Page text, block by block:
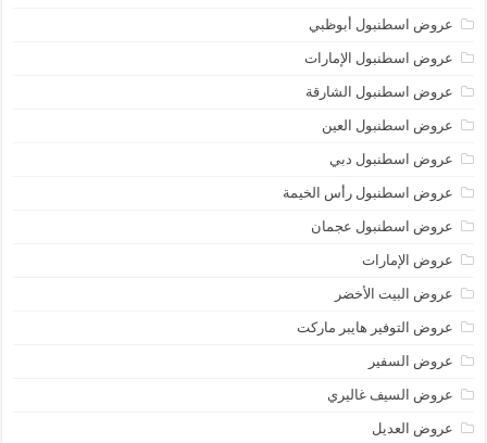
عروض اسطنبول أبوظبي
عروض اسطنبول الإمارات
عروض اسطنبول الشارقة
عروض اسطنبول العين
عروض اسطنبول دبي
عروض اسطنبول رأس الخيمة
عروض اسطنبول عجمان
عروض الإمارات
عروض البيت الأخضر
عروض التوفير هايبر ماركت
عروض السفير
عروض السيف غاليري
عروض العديل